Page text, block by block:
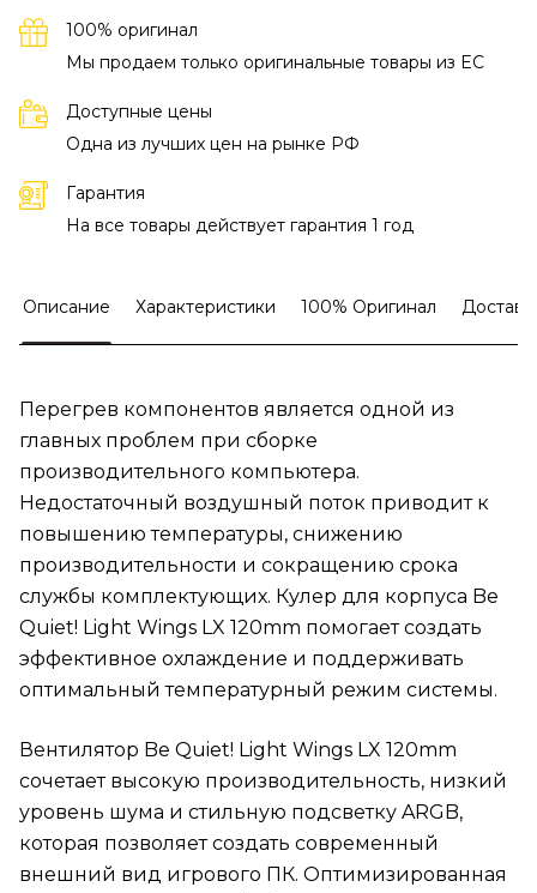
100% оригинал
Мы продаем только оригинальные товары из EC
Доступные цены
Одна из лучших цен на рынке РФ
Гарантия
На все товары действует гарантия 1 год
Описание Характеристики 100% Оригинал
Перегрев компонентов является одной из
главных проблем при сборке
производительного компьютера.
Недостаточный воздушный поток приводит к
повышению температуры, снижению
производительности и сокращению срока
службы комплектующих. Кулер для корпуса Be
Quiet! Light Wings LX 120mm помогает создать
эффективное охлаждение и поддерживать
оптимальный температурный режим системы.
Вентилятор Be Quiet! Light Wings LX 120mm
сочетает высокую производительность, низкий
уровень шума и стильную подсветку ARGB,
которая позволяет создать современный
внешний вид игрового ПК. Оптимизированная